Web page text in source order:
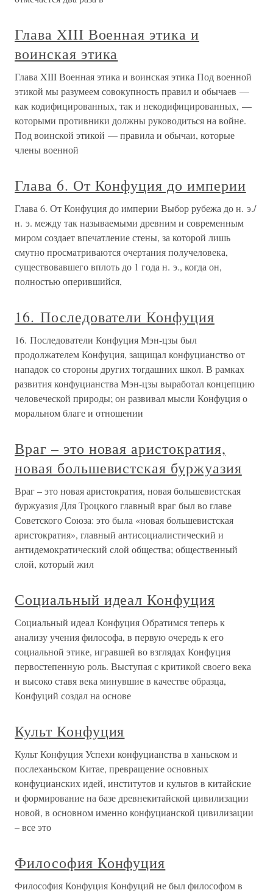
Глава XIII Военная этика и
воинская этика
Глава XIII Военная этика и воинская этика Под военной
этикой мы разумеем совокупность правил и обычаев —
как кодифицированных, так и некодифицированных, —
которыми противники должны руководиться на войне.
Под воинской этикой — правила и обычаи, которые
члены военной
Глава 6. От Конфуция до империи
Глава 6. От Конфуция до империи Выбор рубежа до н. э./
н. э. между так называемыми древним и современным
миром создает впечатление стены, за которой лишь
смутно просматриваются очертания получеловека,
существовавшего вплоть до 1 года н. э., когда он,
полностью оперившийся,
16. Последователи Конфуция
16. Последователи Конфуция Мэн-цзы был
продолжателем Конфуция, защищал конфуцианство от
нападок со стороны других тогдашних школ. В рамках
развития конфуцианства Мэн-цзы выработал концепцию
человеческой природы; он развивал мысли Конфуция о
моральном благе и отношении
Враг – это новая аристократия,
новая большевистская буржуазия
Враг – это новая аристократия, новая большевистская
буржуазия Для Троцкого главный враг был во главе
Советского Союза: это была «новая большевистская
аристократия», главный антисоциалистический и
антидемократический слой общества; общественный
слой, который жил
Социальный идеал Конфуция
Социальный идеал Конфуция Обратимся теперь к
анализу учения философа, в первую очередь к его
социальной этике, игравшей во взглядах Конфуция
первостепенную роль. Выступая с критикой своего века
и высоко ставя века минувшие в качестве образца,
Конфуций создал на основе
Культ Конфуция
Культ Конфуция Успехи конфуцианства в ханьском и
послеханьском Китае, превращение основных
конфуцианских идей, институтов и культов в китайские
и формирование на базе древнекитайской цивилизации
новой, в основном именно конфуцианской цивилизации
– все это
Философия Конфуция
Философия Конфуция Конфуций не был философом в